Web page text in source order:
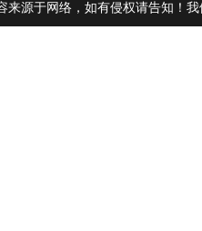
来源于网络，如有侵权请告知！